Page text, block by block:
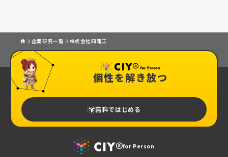
企業研究一覧 株式会社四電工
個性を解き放つ
無料ではじめる
for Person